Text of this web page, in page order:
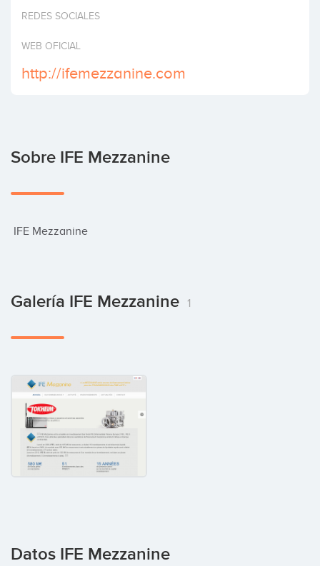
Invertir
REDES SOCIALES
WEB OFICIAL
http://ifemezzanine.com
Sobre IFE Mezzanine
IFE Mezzanine
Galería IFE Mezzanine 1
Datos IFE Mezzanine